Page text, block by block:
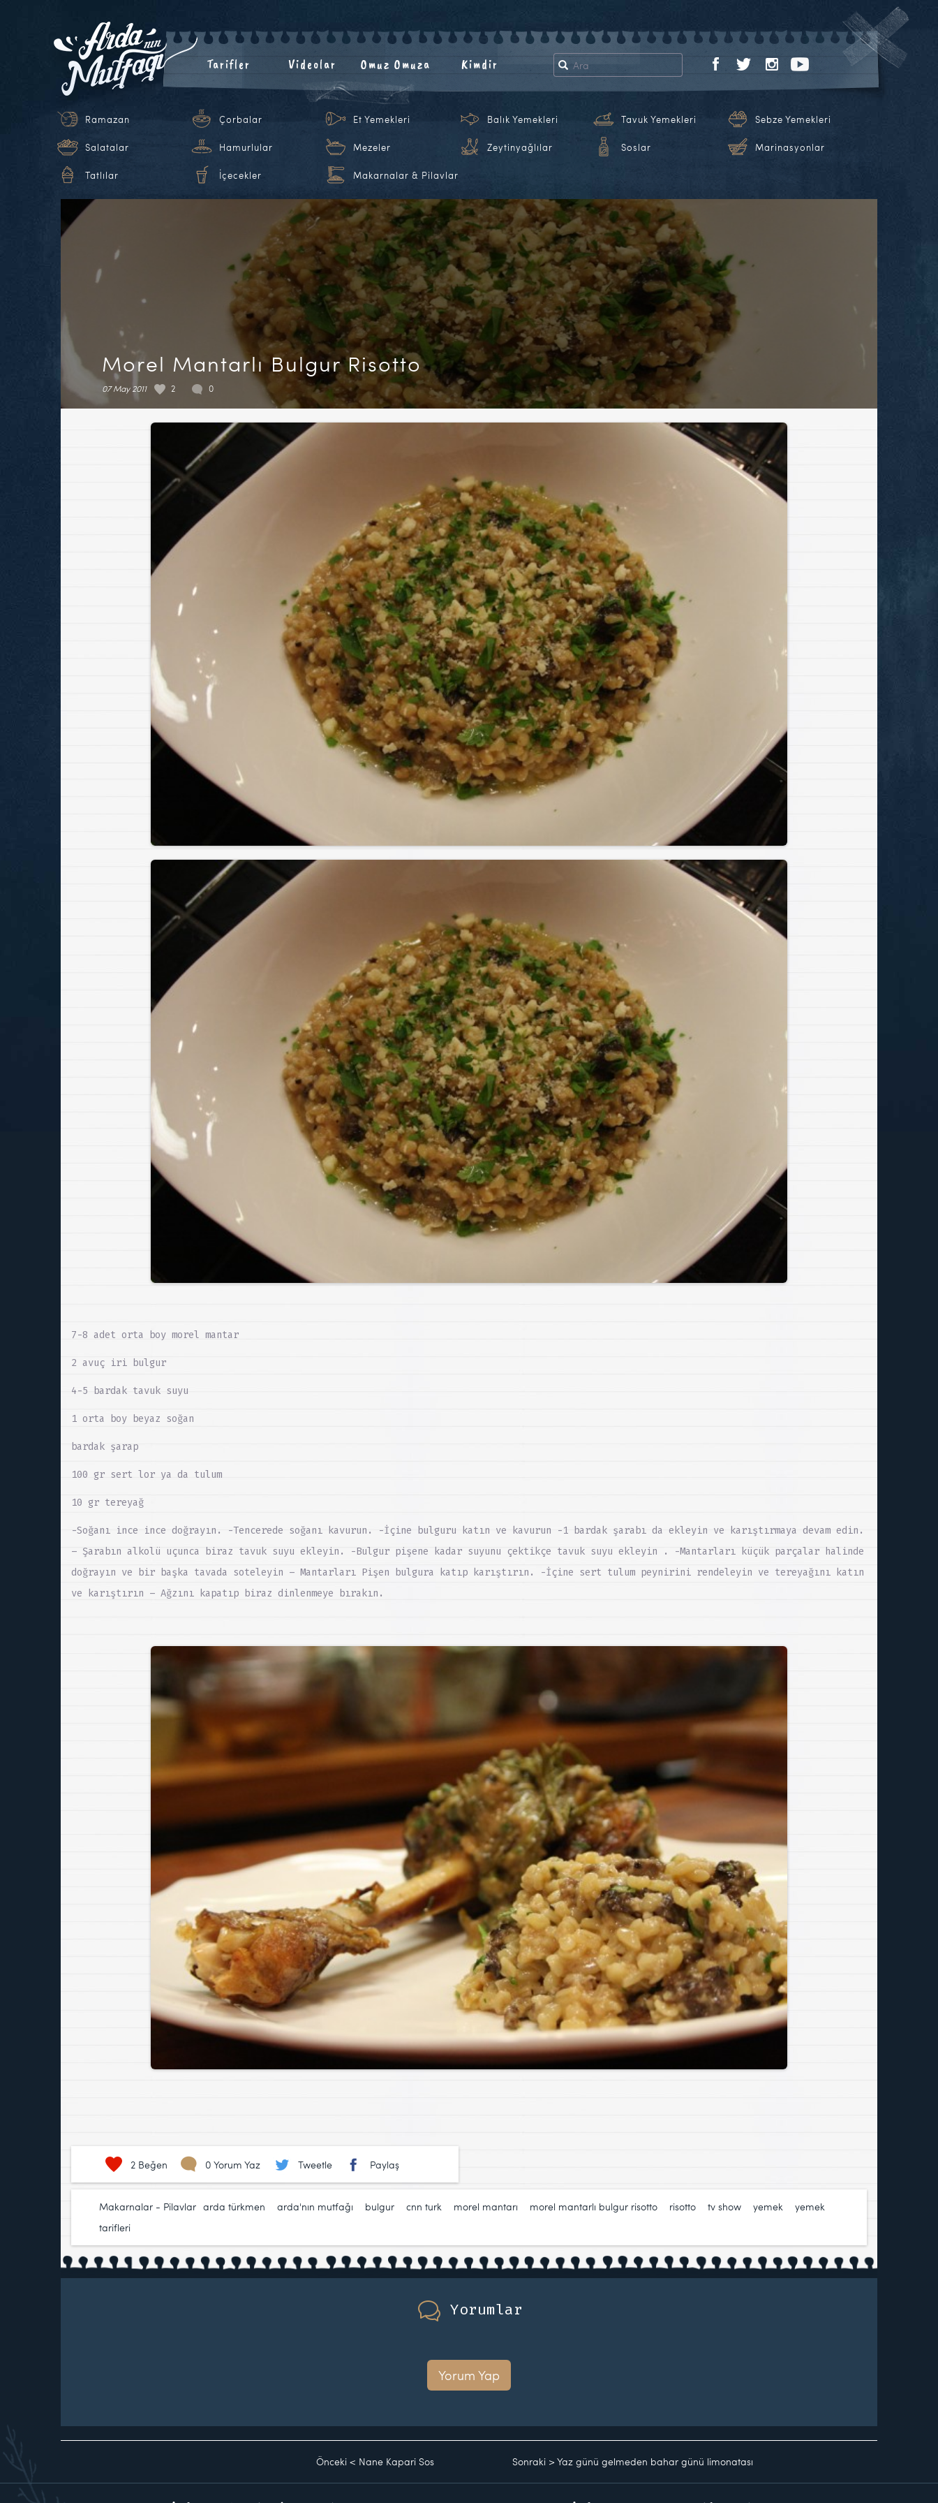
Tarifler Videolar Omuz Omuza Kimdir
Ramazan Çorbalar Et Yemekleri Balık Yemekleri Tavuk Yemekleri Sebze Yemekleri
Salatalar Hamurlular Mezeler Zeytinyağlılar Soslar Marinasyonlar
Tatlılar İçecekler Makarnalar & Pilavlar
Morel Mantarlı Bulgur Risotto
07 May 2011 2 0
7-8 adet orta boy morel mantar
2 avuç iri bulgur
4-5 bardak tavuk suyu
1 orta boy beyaz soğan
bardak şarap
100 gr sert lor ya da tulum
10 gr tereyağ
-Soğanı ince ince doğrayın. -Tencerede soğanı kavurun. -İçine bulguru katın ve kavurun -1 bardak şarabı da ekleyin ve karıştırmaya devam edin.
– Şarabın alkolü uçunca biraz tavuk suyu ekleyin. -Bulgur pişene kadar suyunu çektikçe tavuk suyu ekleyin . -Mantarları küçük parçalar halinde
doğrayın ve bir başka tavada soteleyin – Mantarları Pişen bulgura katıp karıştırın. -İçine sert tulum peynirini rendeleyin ve tereyağını katın
ve karıştırın – Ağzını kapatıp biraz dinlenmeye bırakın.
2 Beğen 0 Yorum Yaz Tweetle Paylaş
Makarnalar - Pilavlar arda türkmen arda'nın mutfağı bulgur cnn turk morel mantarı morel mantarlı bulgur risotto risotto tv show yemek
yemek
tarifleri
Yorumlar
Yorum Yap
Önceki < Nane Kapari Sos Sonraki > Yaz günü gelmeden bahar günü limonatası